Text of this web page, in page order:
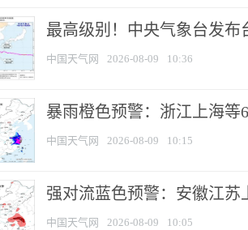
最高级别！中央气象台发布
中国天气网 2026-08-09 10:36
暴雨橙色预警：浙江上海等
中国天气网 2026-08-09 10:15
强对流蓝色预警：安徽江苏
中国天气网 2026-08-09 10:05